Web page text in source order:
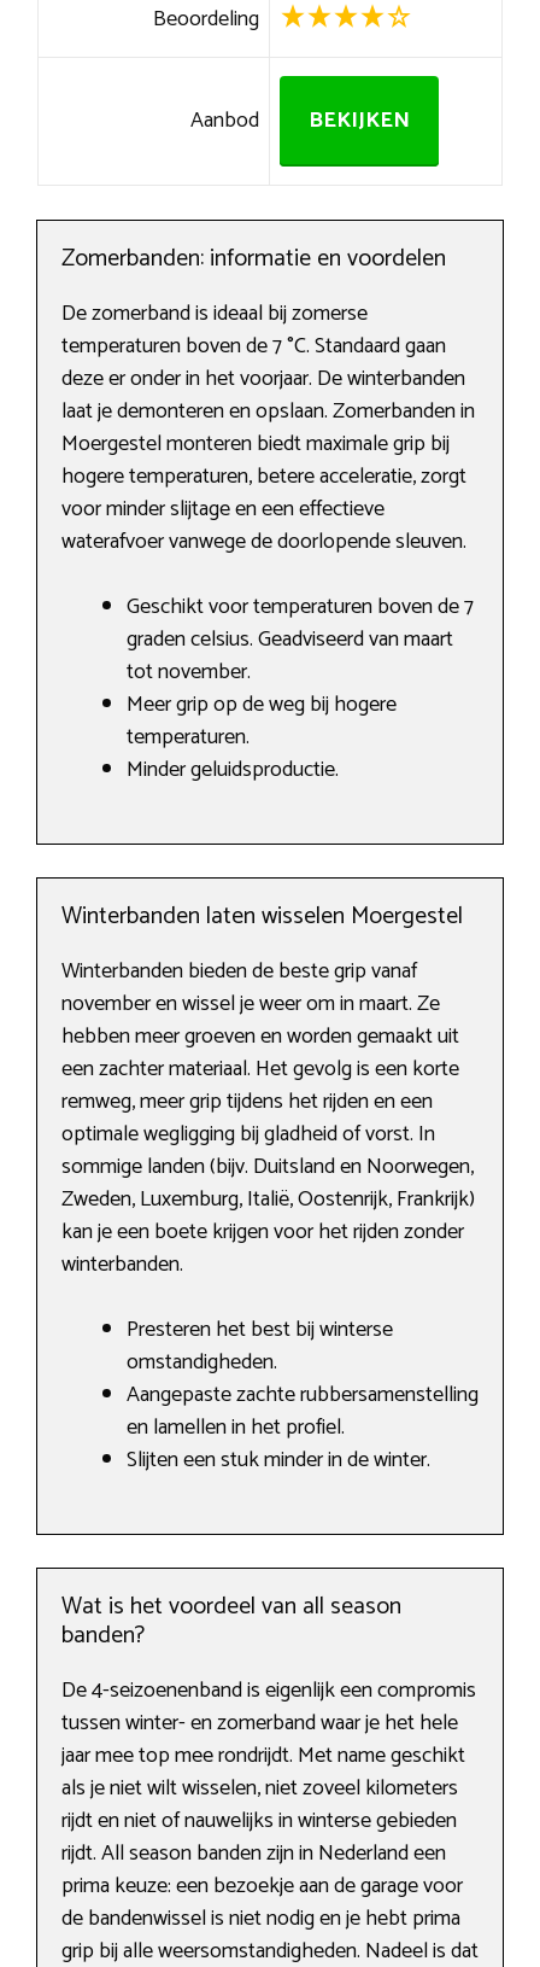
Beoordeling
Aanbod BEKIJKEN
Zomerbanden: informatie en voordelen
De zomerband is ideaal bij zomerse
temperaturen boven de 7 °C. Standaard gaan
deze er onder in het voorjaar. De winterbanden
laat je demonteren en opslaan. Zomerbanden in
Moergestel monteren biedt maximale grip bij
hogere temperaturen, betere acceleratie, zorgt
voor minder slijtage en een effectieve
waterafvoer vanwege de doorlopende sleuven.
Geschikt voor temperaturen boven de 7
graden celsius. Geadviseerd van maart
tot november.
Meer grip op de weg bij hogere
temperaturen.
Minder geluidsproductie.
Winterbanden laten wisselen Moergestel
Winterbanden bieden de beste grip vanaf
november en wissel je weer om in maart. Ze
hebben meer groeven en worden gemaakt uit
een zachter materiaal. Het gevolg is een korte
remweg, meer grip tijdens het rijden en een
optimale wegligging bij gladheid of vorst. In
sommige landen (bijv. Duitsland en Noorwegen,
Zweden, Luxemburg, Italië, Oostenrijk, Frankrijk)
kan je een boete krijgen voor het rijden zonder
winterbanden.
Presteren het best bij winterse
omstandigheden.
Aangepaste zachte rubbersamenstelling
en lamellen in het profiel.
Slijten een stuk minder in de winter.
Wat is het voordeel van all season
banden?
De 4-seizoenenband is eigenlijk een compromis
tussen winter- en zomerband waar je het hele
jaar mee top mee rondrijdt. Met name geschikt
als je niet wilt wisselen, niet zoveel kilometers
rijdt en niet of nauwelijks in winterse gebieden
rijdt. All season banden zijn in Nederland een
prima keuze: een bezoekje aan de garage voor
de bandenwissel is niet nodig en je hebt prima
grip bij alle weersomstandigheden. Nadeel is dat